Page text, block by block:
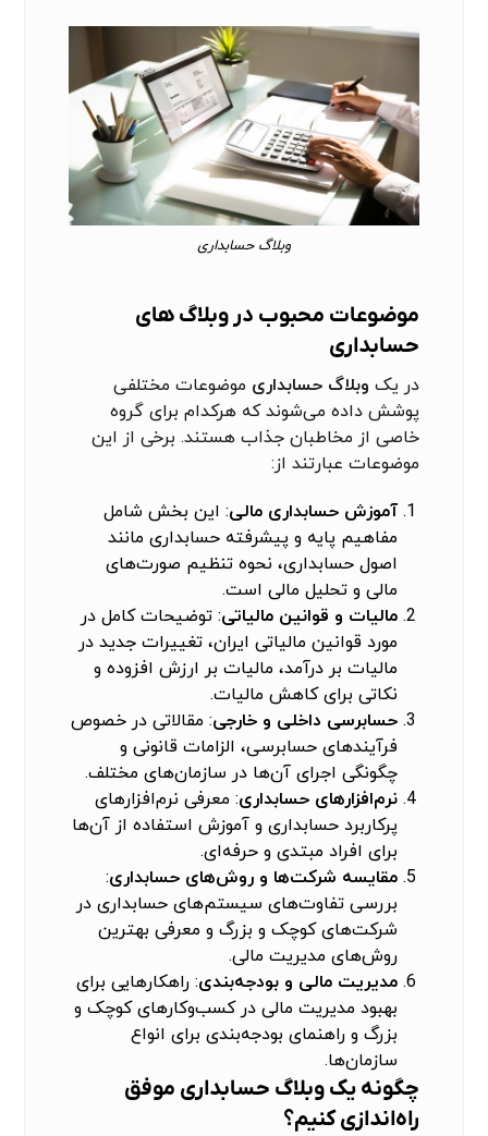
وبلاگ حسابداری
موضوعات محبوب در وبلاگ های
حسابداری
در یک وبلاگ حسابداری موضوعات مختلفی
پوشش داده می‌شوند که هرکدام برای گروه
خاصی از مخاطبان جذاب هستند. برخی از این
موضوعات عبارتند از:
آموزش حسابداری مالی: این بخش شامل
مفاهیم پایه و پیشرفته حسابداری مانند
اصول حسابداری، نحوه تنظیم صورت‌های
مالی و تحلیل مالی است.
مالیات و قوانین مالیاتی: توضیحات کامل در
مورد قوانین مالیاتی ایران، تغییرات جدید در
مالیات بر درآمد، مالیات بر ارزش افزوده و
نکاتی برای کاهش مالیات.
حسابرسی داخلی و خارجی: مقالاتی در خصوص
فرآیندهای حسابرسی، الزامات قانونی و
چگونگی اجرای آن‌ها در سازمان‌های مختلف.
نرم‌افزارهای حسابداری: معرفی نرم‌افزارهای
پرکاربرد حسابداری و آموزش استفاده از آن‌ها
برای افراد مبتدی و حرفه‌ای.
مقایسه شرکت‌ها و روش‌های حسابداری:
بررسی تفاوت‌های سیستم‌های حسابداری در
شرکت‌های کوچک و بزرگ و معرفی بهترین
روش‌های مدیریت مالی.
مدیریت مالی و بودجه‌بندی: راهکارهایی برای
بهبود مدیریت مالی در کسب‌وکارهای کوچک و
بزرگ و راهنمای بودجه‌بندی برای انواع
سازمان‌ها.
چگونه یک وبلاگ حسابداری موفق
راه‌اندازی کنیم؟